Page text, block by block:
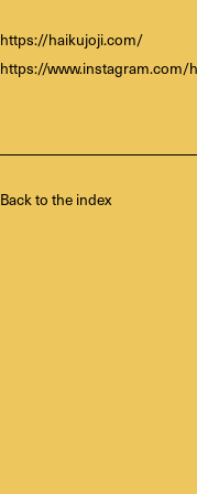
https://haikujoji.com/
https://www.instagram.com/
Back to the index